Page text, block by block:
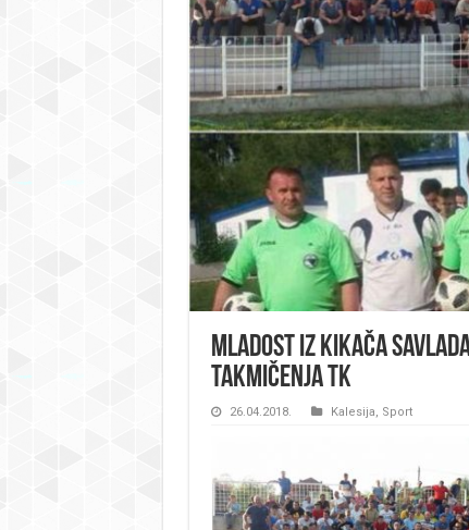
Mladost iz Kikača
takmičenja TK
26.04.2018. Kalesija, Sport